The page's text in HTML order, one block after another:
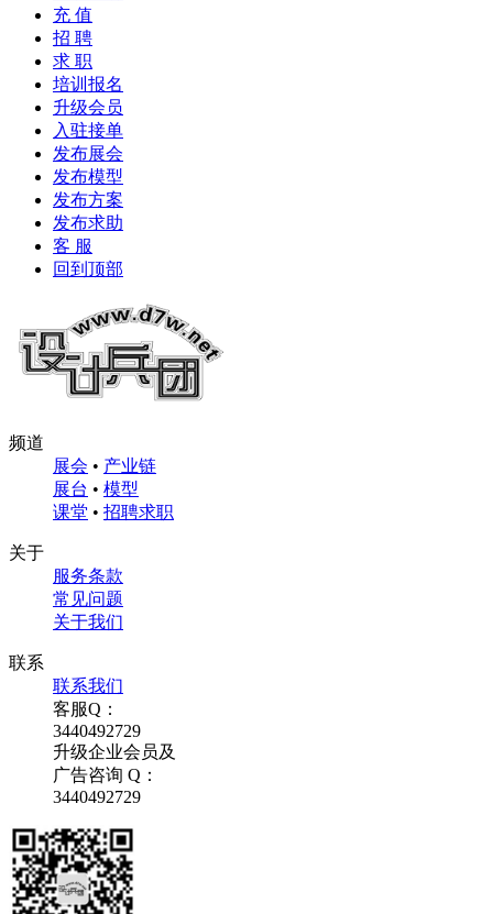
充 值
招 聘
求 职
培训报名
升级会员
入驻接单
发布展会
发布模型
发布方案
发布求助
客 服
回到顶部
频道
展会 • 产业链
展台 • 模型
课堂 • 招聘求职
关于
服务条款
常见问题
关于我们
联系
联系我们
客服Q：
3440492729
升级企业会员及
广告咨询 Q：
3440492729